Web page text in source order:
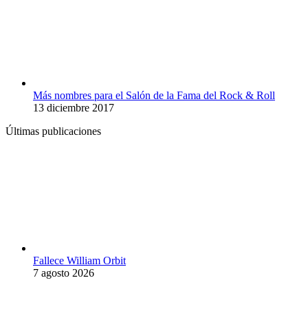
Más nombres para el Salón de la Fama del Rock & Roll
13 diciembre 2017
Últimas publicaciones
Fallece William Orbit
7 agosto 2026